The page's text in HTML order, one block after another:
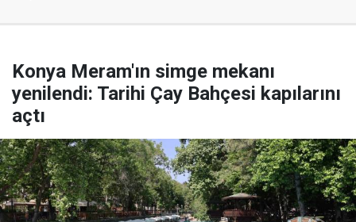
Konya Meram'ın simge mekanı
yenilendi: Tarihi Çay Bahçesi kapılarını
açtı